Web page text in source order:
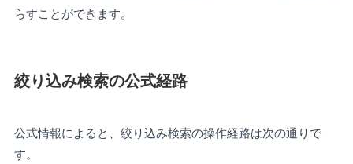
らすことができます。
絞り込み検索の公式経路
公式情報によると、絞り込み検索の操作経路は次の通りで
す。